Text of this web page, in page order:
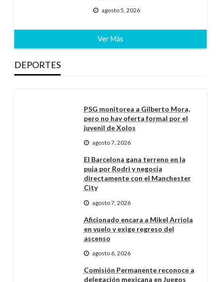
agosto 5, 2026
Ver Más
DEPORTES
PSG monitorea a Gilberto Mora,
pero no hay oferta formal por el
juvenil de Xolos
agosto 7, 2026
El Barcelona gana terreno en la
puja por Rodri y negocia
directamente con el Manchester
City
agosto 7, 2026
Aficionado encara a Mikel Arriola
en vuelo y exige regreso del
ascenso
agosto 6, 2026
Comisión Permanente reconoce a
delegación mexicana en Juegos